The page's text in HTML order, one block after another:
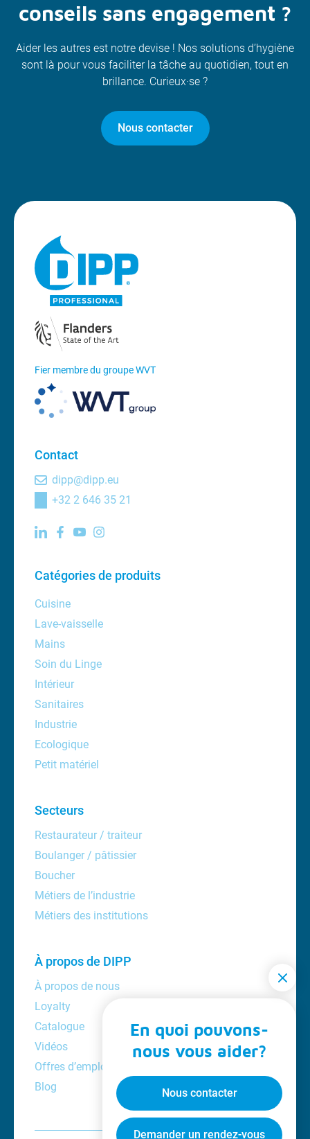
conseils sans engagement ?
Aider les autres est notre devise ! Nos solutions d’hygiène
sont là pour vous faciliter la tâche au quotidien, tout en
brillance. Curieux·se ?
Nous contacter
Fier membre du groupe WVT
Contact
dipp@dipp.eu
+32 2 646 35 21
Catégories de produits
Cuisine
Lave-vaisselle
Mains
Soin du Linge
Intérieur
Sanitaires
Industrie
Ecologique
Petit matériel
Secteurs
Restaurateur / traiteur
Boulanger / pâtissier
Boucher
Métiers de l’industrie
Métiers des institutions
À propos de DIPP
À propos de nous
Loyalty
Catalogue
Vidéos
Offres d’emploi
Blog
En quoi pouvons-
nous vous aider?
Nous contacter
Demander un rendez-vous